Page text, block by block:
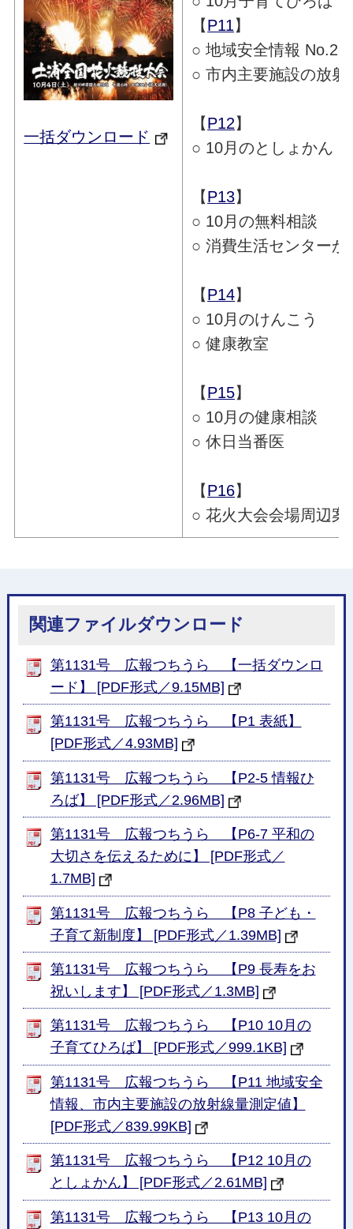
一括ダウンロード
【P11】
○ 地域安全情報 No.25
○ 市内主要施設の放射
【P12】
○ 10月のとしょかん
【P13】
○ 10月の無料相談
○ 消費生活センターか
【P14】
○ 10月のけんこう
○ 健康教室
【P15】
○ 10月の健康相談
○ 休日当番医
【P16】
○ 花火大会会場周辺案
関連ファイルダウンロード
第1131号 広報つちうら 【一括ダウンロ
ード】 [PDF形式／9.15MB]
第1131号 広報つちうら 【P1 表紙】
[PDF形式／4.93MB]
第1131号 広報つちうら 【P2-5 情報ひ
ろば】 [PDF形式／2.96MB]
第1131号 広報つちうら 【P6-7 平和の
大切さを伝えるために】 [PDF形式／
1.7MB]
第1131号 広報つちうら 【P8 子ども・
子育て新制度】 [PDF形式／1.39MB]
第1131号 広報つちうら 【P9 長寿をお
祝いします】 [PDF形式／1.3MB]
第1131号 広報つちうら 【P10 10月の
子育てひろば】 [PDF形式／999.1KB]
第1131号 広報つちうら 【P11 地域安全
情報、市内主要施設の放射線量測定値】
[PDF形式／839.99KB]
第1131号 広報つちうら 【P12 10月の
としょかん】 [PDF形式／2.61MB]
第1131号 広報つちうら 【P13 10月の